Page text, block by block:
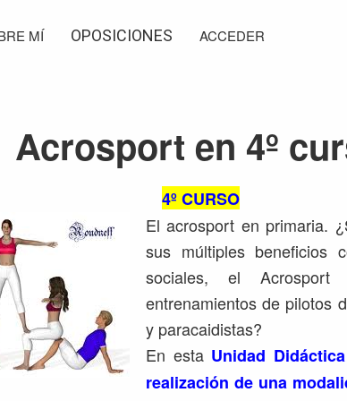
MÍ OPOSICIONES ACCEDER
Acrosport en 4º
4º CURSO
El acrosport en primaria.
sus múltiples beneficios
sociales, el
entrenamientos de pilotos
y paracaidistas?
En esta Unidad
realización de una